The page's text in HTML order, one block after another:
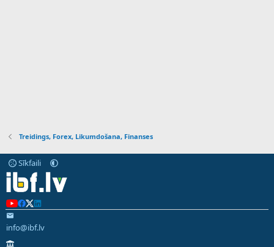
Treidings, Forex, Likumdošana, Finanses
Sīkfaili
info@ibf.lv